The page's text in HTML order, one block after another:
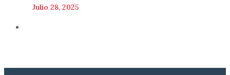
Julio 28, 2025